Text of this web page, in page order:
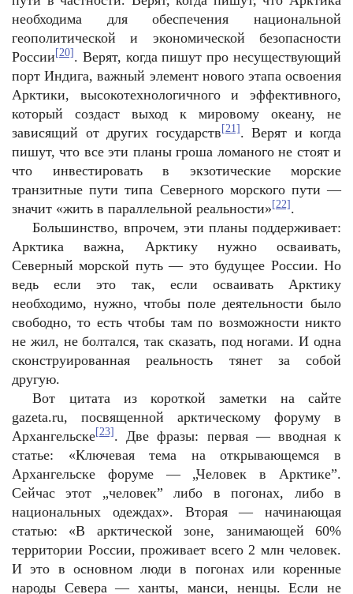
необходима для обеспечения национальной
геополитической и экономической безопасности
России [20] . Верят, когда пишут про несуществующий
порт Индига, важный элемент нового этапа освоения
Арктики, высокотехнологичного и эффективного,
который создаст выход к мировому океану, не
зависящий от других государств [21]. Верят и когда
пишут, что все эти планы гроша ломаного не стоят и
что инвестировать в экзотические морские
транзитные пути типа Северного морского пути —
значит «жить в параллельной реальности» [22] .
Большинство, впрочем, эти планы поддерживает:
Арктика важна, Арктику нужно осваивать,
Северный морской путь — это будущее России. Но
ведь если это так, если осваивать Арктику
необходимо, нужно, чтобы поле деятельности было
свободно, то есть чтобы там по возможности никто
не жил, не болтался, так сказать, под ногами. И одна
сконструированная реальность тянет за собой
другую.
Вот цитата из короткой заметки на сайте
gazeta.ru, посвященной арктическому форуму в
Архангельске[23] . Две фразы: первая — вводная к
статье: «Ключевая тема на открывающемся в
Архангельске форуме — „Человек в Арктике”.
Сейчас этот „человек” либо в погонах, либо в
национальных одеждах». Вторая — начинающая
статью: «В арктической зоне, занимающей 60%
территории России, проживает всего 2 млн человек.
И это в основном люди в погонах или коренные
народы Севера — ханты, манси, ненцы. Если не